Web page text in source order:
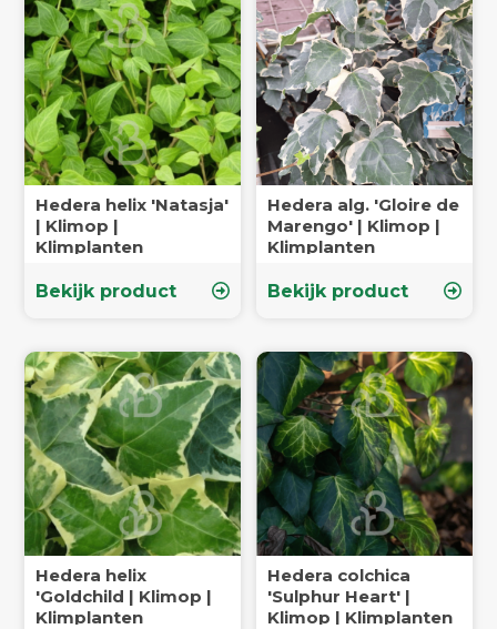
Hedera helix 'Natasja'
| Klimop |
Klimplanten
Bekijk product
Hedera alg. 'Gloire de
Marengo' | Klimop |
Klimplanten
Bekijk product
Hedera helix
'Goldchild | Klimop |
Klimplanten
Hedera colchica
'Sulphur Heart' |
Klimop | Klimplanten